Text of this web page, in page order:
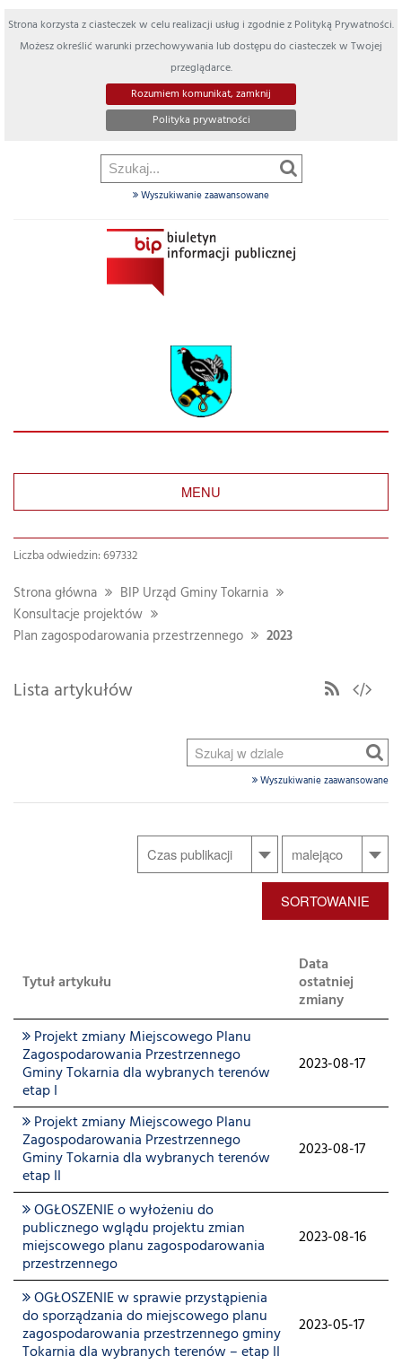
Strona korzysta z ciasteczek w celu realizacji usług i zgodnie z Polityką Prywatności.
Możesz określić warunki przechowywania lub dostępu do ciasteczek w Twojej
przeglądarce.
Rozumiem komunikat, zamknij
Polityka prywatności
Wyszukiwanie zaawansowane
MENU
Liczba odwiedzin: 697332
Strona główna
BIP Urząd Gminy Tokarnia
Konsultacje projektów
Plan zagospodarowania przestrzennego
2023
Lista artykułów
Wyszukiwanie zaawansowane
SORTOWANIE
Tytuł artykułu
Data
ostatniej
zmiany
Projekt zmiany Miejscowego Planu
Zagospodarowania Przestrzennego
Gminy Tokarnia dla wybranych terenów
etap I
2023-08-17
Projekt zmiany Miejscowego Planu
Zagospodarowania Przestrzennego
Gminy Tokarnia dla wybranych terenów
etap II
2023-08-17
OGŁOSZENIE o wyłożeniu do
publicznego wglądu projektu zmian
miejscowego planu zagospodarowania
przestrzennego
2023-08-16
OGŁOSZENIE w sprawie przystąpienia
do sporządzania do miejscowego planu
zagospodarowania przestrzennego gminy
Tokarnia dla wybranych terenów – etap II
2023-05-17